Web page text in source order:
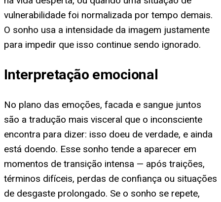
vulnerabilidade foi normalizada por tempo demais.
O sonho usa a intensidade da imagem justamente
para impedir que isso continue sendo ignorado.
Interpretação emocional
No plano das emoções, facada e sangue juntos
são a tradução mais visceral que o inconsciente
encontra para dizer: isso doeu de verdade, e ainda
está doendo. Esse sonho tende a aparecer em
momentos de transição intensa — após traições,
términos difíceis, perdas de confiança ou situações
de desgaste prolongado. Se o sonho se repete,